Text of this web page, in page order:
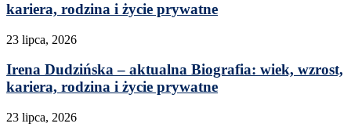
kariera, rodzina i życie prywatne
23 lipca, 2026
Irena Dudzińska – aktualna Biografia: wiek, wzrost,
kariera, rodzina i życie prywatne
23 lipca, 2026